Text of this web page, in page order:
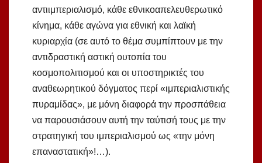
αντιιμπεριαλισμό, κάθε εθνικοαπελευθερωτικό
κίνημα, κάθε αγώνα για εθνική και λαϊκή
κυριαρχία (σε αυτό το θέμα συμπίπτουν με την
αντιδραστική αστική ουτοπία του
κοσμοπολιτισμού και οι υποστηρικτές του
αναθεωρητικού δόγματος περί «ιμπεριαλιστικής
πυραμίδας», με μόνη διαφορά την προσπάθεια
να παρουσιάσουν αυτή την ταύτισή τους με την
στρατηγική του ιμπεριαλισμού ως «την μόνη
επαναστατική»!…).